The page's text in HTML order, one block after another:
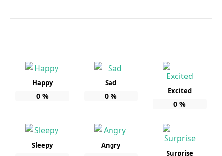
Happy
0%
Sad
0 %
Excited
0 %
Sleepy Angry
Surprise